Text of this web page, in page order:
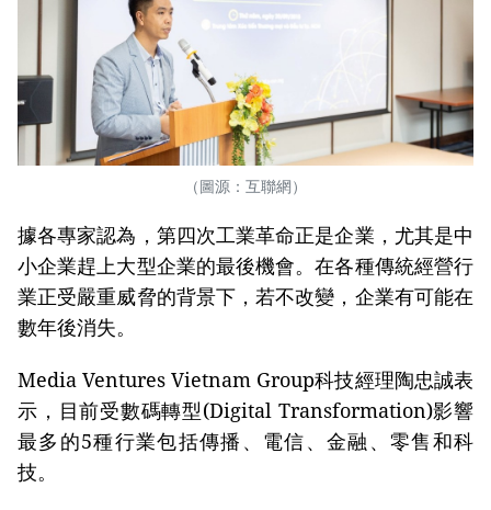
（圖源：互聯網）
據各專家認為，第四次工業革命正是企業，尤其是中
小企業趕上大型企業的最後機會。在各種傳統經營行
業正受嚴重威脅的背景下，若不改變，企業有可能在
數年後消失。
Media Ventures Vietnam Group科技經理陶忠誠表
示，目前受數碼轉型(Digital Transformation)影響
最多的5種行業包括傳播、電信、金融、零售和科
技。